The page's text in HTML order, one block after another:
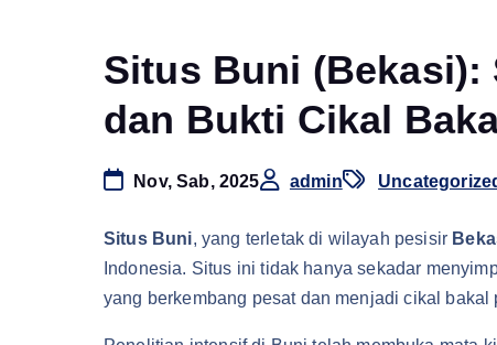
Situs Buni (Bekasi):
dan Bukti Cikal
Nov, Sab, 2025 admin
Situs Buni, yang terletak di wilayah pesisir
Indonesia. Situs ini tidak hanya sekadar
yang berkembang pesat dan menjadi cikal